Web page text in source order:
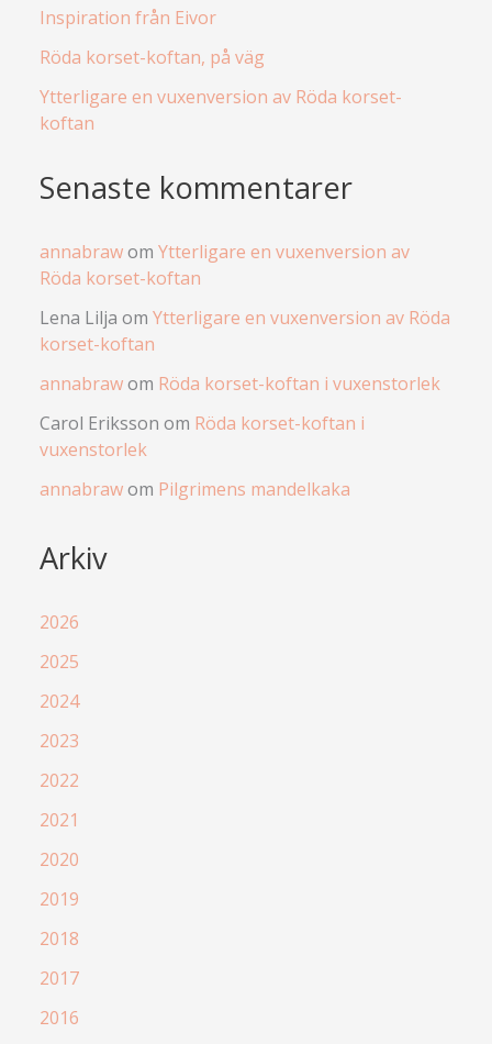
Inspiration från Eivor
Röda korset-koftan, på väg
Ytterligare en vuxenversion av Röda korset-
koftan
Senaste kommentarer
annabrawom Ytterligare en vuxenversion av
Röda korset-koftan
Lena Lilja om Ytterligare en vuxenversion av Röda
korset-koftan
annabrawom Röda korset-koftan i vuxenstorlek
Carol Eriksson om Röda korset-koftan i
vuxenstorlek
annabrawom Pilgrimens mandelkaka
Arkiv
2026
2025
2024
2023
2022
2021
2020
2019
2018
2017
2016